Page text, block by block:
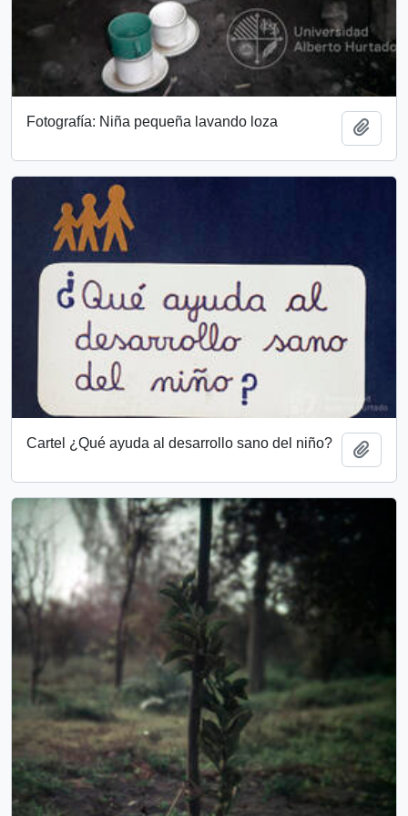
Fotografía: Niña pequeña lavando loza
Cartel ¿Qué ayuda al desarrollo sano del niño?